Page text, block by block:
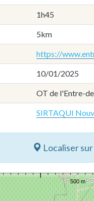
1h45
5km
https://
10/01/2025
OT de l'Entre-
SIRTAQUI
Localiser